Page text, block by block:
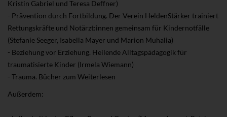
Kristin Gabriel und Teresa Deffner)
- Prävention durch Fortbildung. Der Verein HeldenStärker trainiert
Rettungskräfte und Notärzt:innen gemeinsam für Kindernotfälle
(Stefanie Seeger, Isabella Mayer und Marion Muhalia)
- Beziehung vor Erziehung. Heilende Alltagspädagogik für
traumatisierte Kinder (Irmela Wiemann)
- Trauma. Bücher zum Weiterlesen
Außerdem: